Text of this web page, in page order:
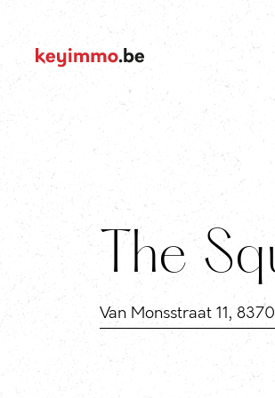
The
Van Monsstraat 11,